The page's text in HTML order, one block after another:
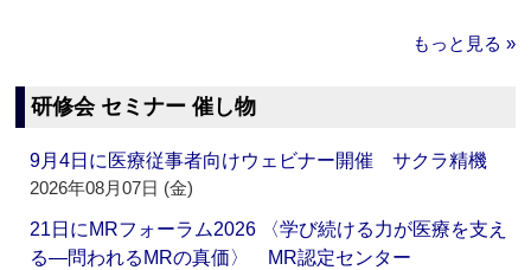
もっと見る »
研修会 セミナー 催し物
9月4日に医療従事者向けウェビナー開催 サクラ精機
2026年08月07日 (金)
21日にMRフォーラム2026 〈学び続ける力が医療を支え
る―問われるMRの真価〉 MR認定センター